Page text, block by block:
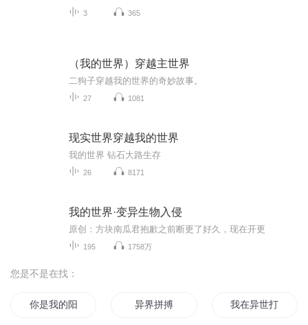
3 365
（我的世界）穿越主世界
二狗子穿越我的世界的奇妙故事。
27 1081
现实世界穿越我的世界
我的世界 钻石大路生存
26 8171
我的世界·变异生物入侵
原创：方块南瓜君抱歉之前断更了好久，现在开更
195 1758万
您是不是在找：
你是我的阳光拼爹时代 异界拼搏 我在异世打拼